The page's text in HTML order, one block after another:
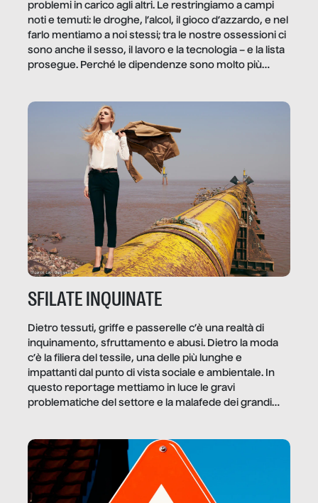
problemi in carico agli altri. Le restringiamo a campi
noti e temuti: le droghe, l’alcol, il gioco d’azzardo, e nel
farlo mentiamo a noi stessi; tra le nostre ossessioni ci
sono anche il sesso, il lavoro e la tecnologia – e la lista
prosegue. Perché le dipendenze sono molto più
trae un guadagno. In questo reportage vediamo
quale e come.
SFILATE INQUINATE
Dietro tessuti, griffe e passerelle c’è una realtà di
inquinamento, sfruttamento e abusi. Dietro la moda
c’è la filiera del tessile, una delle più lunghe e
impattanti dal punto di vista sociale e ambientale. In
questo reportage mettiamo in luce le gravi
problematiche del settore e la malafede dei grandi